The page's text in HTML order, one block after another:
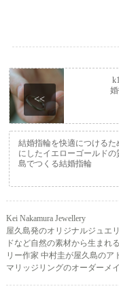
<<
結婚指輪を快適につける
にしたイエローゴールド
島でつくる結婚指輪
Kei Nakamura Jewellery
屋久島発のオリジナルジュエ
ドなど自然の素材から生まれ
リー作家 中村圭が屋久島のア
マリッジリングのオーダーメ